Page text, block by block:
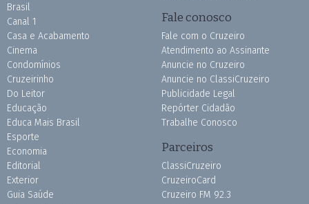
Brasil
Canal 1
Casa e Acabamento
Cinema
Condomínios
Cruzeirinho
Do Leitor
Educação
Educa Mais Brasil
Esporte
Economia
Editorial
Exterior
Guia Saúde
Fale conosco
Fale com o Cruzeiro
Atendimento ao Assinante
Anuncie no Cruzeiro
Anuncie no ClassiCruzeiro
Publicidade Legal
Repórter Cidadão
Trabalhe Conosco
Parceiros
ClassiCruzeiro
CruzeiroCard
Cruzeiro FM 92.3